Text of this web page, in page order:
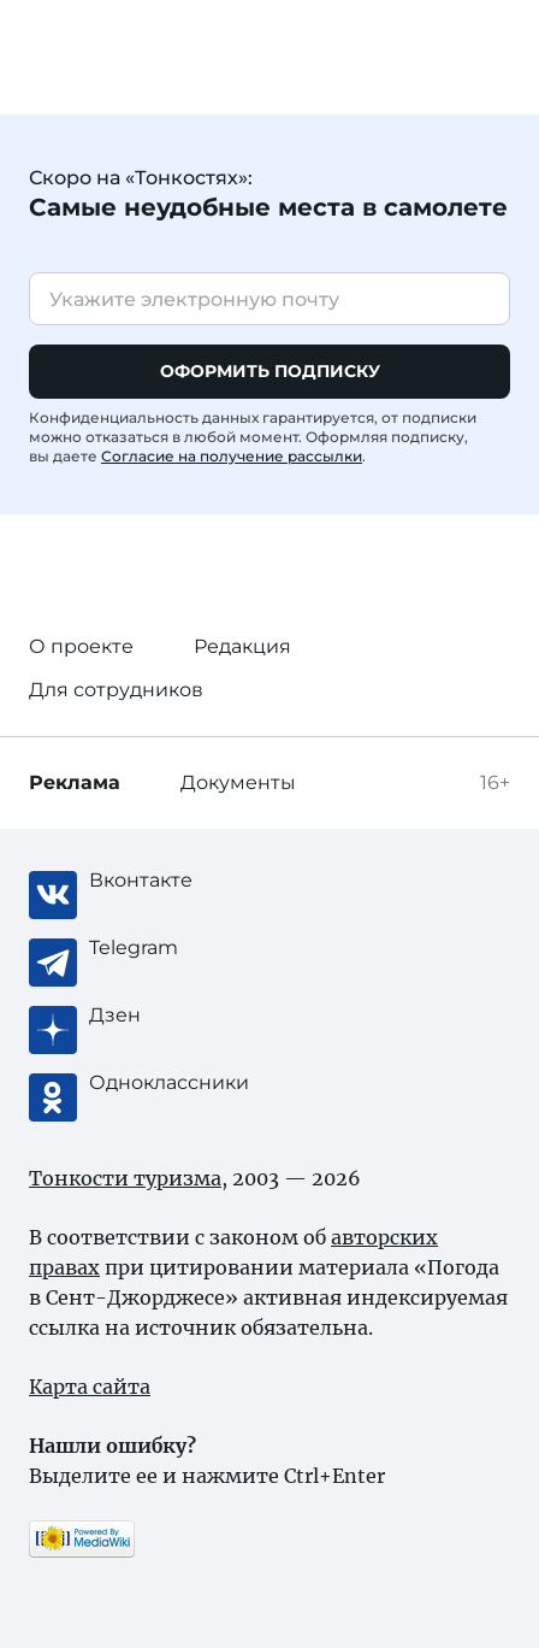
Скоро на «Тонкостях»:
Самые неудобные места в самолете
ОФОРМИТЬ ПОДПИСКУ
Конфиденциальность данных гарантируется, от подписки
можно отказаться в любой момент. Оформляя подписку,
вы даете Согласие на получение рассылки.
О проекте
Редакция
Для сотрудников
16+
Реклама Документы
Вконтакте
Telegram
Дзен
Одноклассники
Тонкости туризма, 2003 — 2026
В соответствии с законом об авторских
правах при цитировании материала «Погода
в Сент-Джорджесе» активная индексируемая
ссылка на источник обязательна.
Карта сайта
Нашли ошибку?
Выделите ее и нажмите Ctrl+Enter